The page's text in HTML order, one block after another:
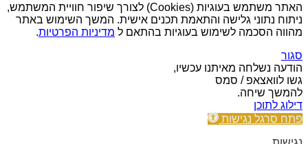
האתר משתמש בעוגיות (Cookies) לצורך שיפור חוויית המשתמש,
ניתוח נתוני גלישה והתאמת תכנים אישית. המשך השימוש באתר
מהווה הסכמה לשימוש בעוגיות בהתאם ל מדיניות הפרטיות.
סגור
הודעה נשלחה מאיתנו עכשיו,
גשו לוואצאפ / סמס
להמשך שיחה.
דילוג לתוכן
פתח סרגל נגישות